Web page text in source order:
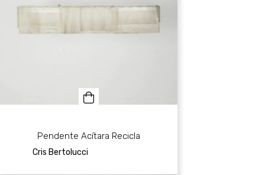
Pendente Acítara Recicla
Cris Bertolucci